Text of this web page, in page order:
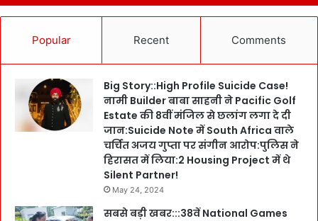
Popular Recent Comments
Big Story::High Profile Suicide Case!
नामी Builder बाबा साहनी ने Pacific Golf
Estate की 8वीं मंजिल से छलांग लगा दे दी
जान:Suicide Note में South Africa वाले
चर्चित अजय गुप्ता पर संगीन आरोप:पुलिस ने
हिरासत में लिया:2 Housing Project में थे
Silent Partner!
May 24, 2024
सबसे बड़ी खबर:::38वें National Games